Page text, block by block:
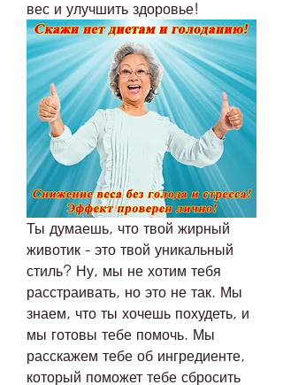
вес и улучшить здоровье!
Ты думаешь, что твой жирный
животик - это твой уникальный
стиль? Ну, мы не хотим тебя
расстраивать, но это не так. Мы
знаем, что ты хочешь похудеть, и
мы готовы тебе помочь. Мы
расскажем тебе об ингредиенте,
который поможет тебе сбросить